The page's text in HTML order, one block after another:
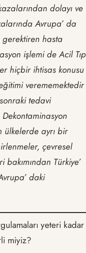
dolayı ve
Avrupa’ da
hasta
işlemi de Acil Tıp
hiçbir ihtisas konusu
verememektedir
tedavi
ayrı bir
çevresel
Türkiye’
daki
yeteri kadar
miyiz?